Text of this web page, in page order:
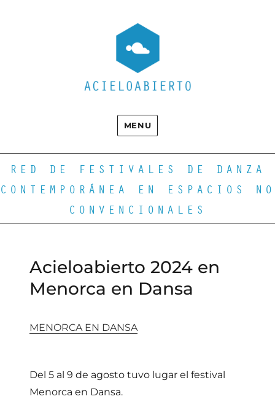
MENU
RED DE FESTIVALES DE DANZA
CONTEMPORÁNEA EN ESPACIOS NO
CONVENCIONALES
Acieloabierto 2024 en
Menorca en Dansa
MENORCA EN DANSA
Del 5 al 9 de agosto tuvo lugar el festival
Menorca en Dansa.